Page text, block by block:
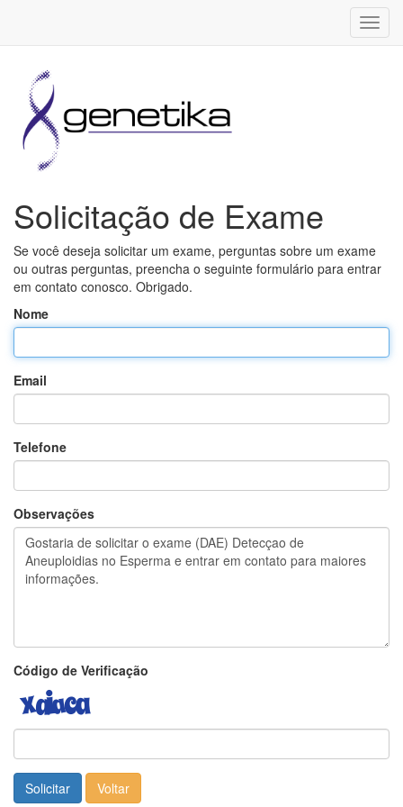
Solicitação de Exame
Se você deseja solicitar um exame, perguntas sobre um exame
ou outras perguntas, preencha o seguinte formulário para entrar
em contato conosco. Obrigado.
Nome
Email
Telefone
Observações
Código de Verificação
Solicitar Voltar